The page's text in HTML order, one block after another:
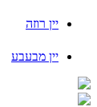
יין רוזה
יין מבעבע